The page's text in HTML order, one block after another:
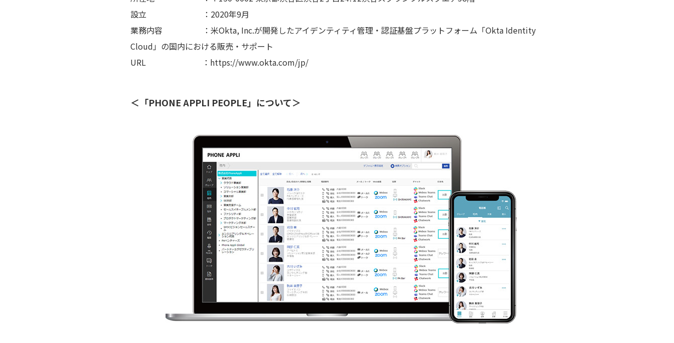
設立 ：2020年9月
業務内容 ：米Okta, Inc.が開発したアイデンティティ管理・認証基盤プラットフォーム「Okta Identity
Cloud」の国内における販売・サポート
URL ：https://www.okta.com/jp/
＜「PHONE APPLI PEOPLE」について＞